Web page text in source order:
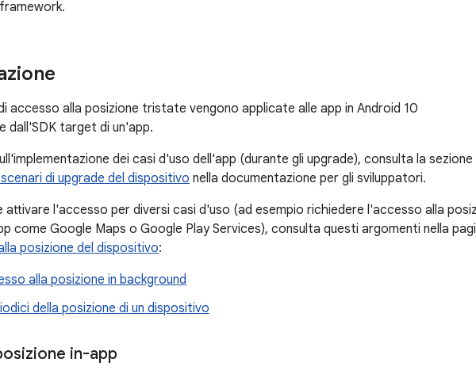
accesso alla posizione tristate vengono applicate alle app in Android 10
dall'SDK target di un'app.
dei casi d'uso dell'app (durante gli upgrade), consulta la sezione
di upgrade del dispositivo nella documentazione per gli sviluppatori.
attivare l'accesso per diversi casi d'uso (ad esempio richiedere l'accesso alla
come Google Maps o Google Play Services), consulta questi argomenti nella
posizione del dispositivo:
alla posizione in background
della posizione di un dispositivo
in-app